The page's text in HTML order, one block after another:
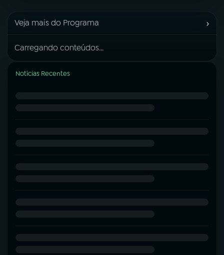
Veja mais do Programa ›
Carregando conteúdos...
Notícias Recentes